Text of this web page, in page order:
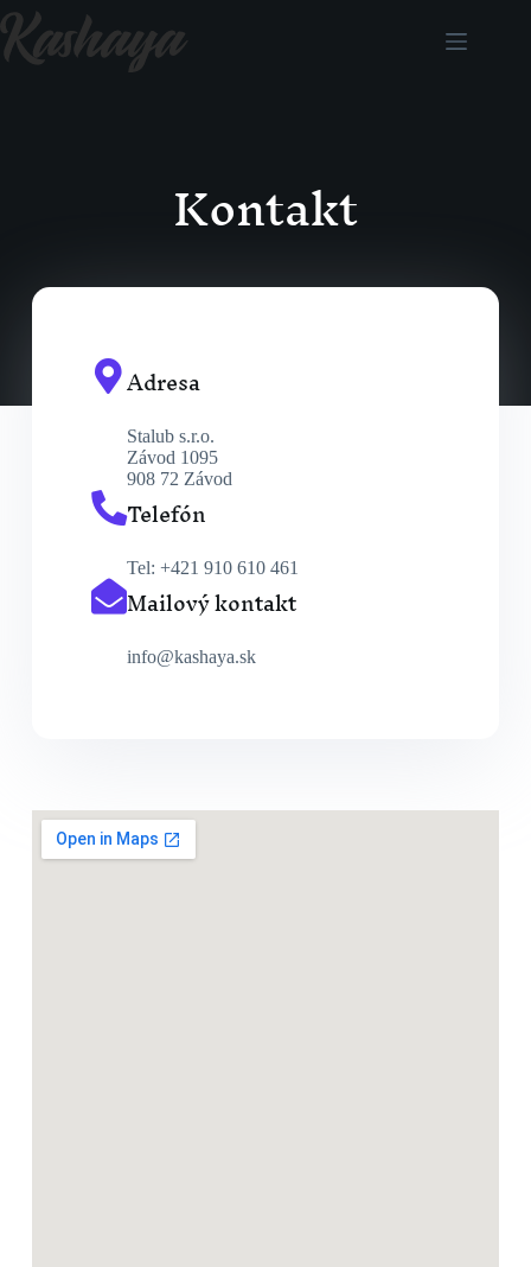
Kontakt
Adresa
Stalub s.r.o.
Závod 1095
908 72 Závod
Telefón
Tel: +421 910 610 461
Mailový kontakt
info@kashaya.sk